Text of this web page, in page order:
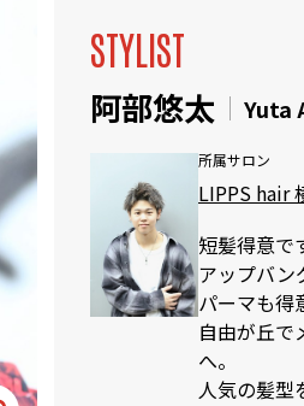
STYLIST
阿部悠太 Yuta
所属サロン
LIPPS hair
短髪得意で
アップバン
パーマも得
自由が丘で
へ。
人気の髪型